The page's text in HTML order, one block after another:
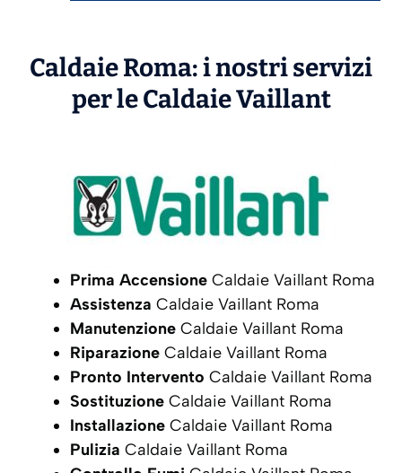
Caldaie Roma: i nostri servizi
per le CaldaieVaillant
Prima Accensione Caldaie Vaillant Roma
Assistenza Caldaie Vaillant Roma
Manutenzione Caldaie Vaillant Roma
Riparazione Caldaie Vaillant Roma
Pronto Intervento Caldaie Vaillant Roma
Sostituzione Caldaie Vaillant Roma
Installazione Caldaie Vaillant Roma
Pulizia Caldaie Vaillant Roma